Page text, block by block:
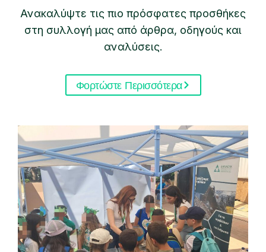
Ανακαλύψτε τις πιο πρόσφατες προσθήκες
στη συλλογή μας από άρθρα, οδηγούς και
αναλύσεις.
Φορτώστε Περισσότερα